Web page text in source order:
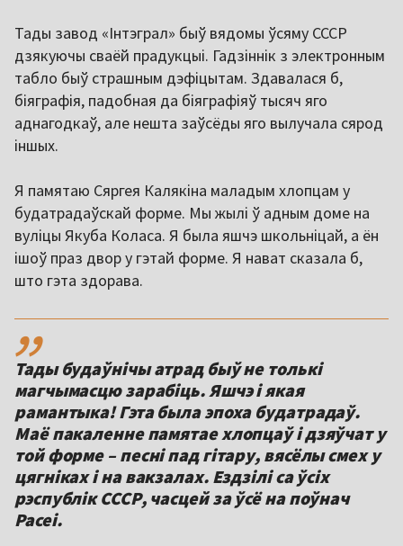
Тады завод «Інтэграл» быў вядомы ўсяму СССР
дзякуючы сваёй прадукцыі. Гадзіннік з электронным
табло быў страшным дэфіцытам. Здавалася б,
біяграфія, падобная да біяграфіяў тысяч яго
аднагодкаў, але нешта заўсёды яго вылучала сярод
іншых.
Я памятаю Сяргея Калякіна маладым хлопцам у
будатрадаўскай форме. Мы жылі ў адным доме на
вуліцы Якуба Коласа. Я была яшчэ школьніцай, а ён
ішоў праз двор у гэтай форме. Я нават сказала б,
што гэта здорава.
,,
Тады будаўнічы атрад быў не толькі
магчымасцю зарабіць. Яшчэ і якая
рамантыка! Гэта была эпоха будатрадаў.
Маё пакаленне памятае хлопцаў і дзяўчат у
той форме – песні пад гітару, вясёлы смех у
цягніках і на вакзалах. Ездзілі са ўсіх
рэспублік СССР, часцей за ўсё на поўнач
Расеі.